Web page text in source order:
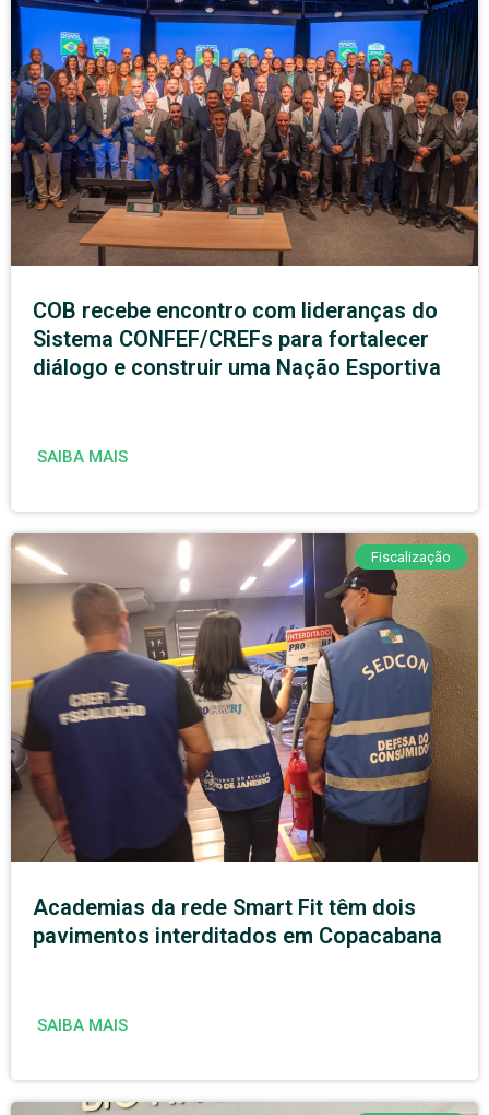
COB recebe encontro com lideranças do
Sistema CONFEF/CREFs para fortalecer
diálogo e construir uma Nação Esportiva
SAIBA MAIS
Fiscalização
Academias da rede Smart Fit têm dois
pavimentos interditados em Copacabana
SAIBA MAIS